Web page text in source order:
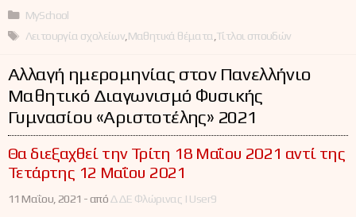
Κατηγορίες
MySchool
Ετικέτες
Λειτουργία σχολείων Μαθητικά θέματα Τίτλοι σπουδών
Αλλαγή ημερομηνίας στον Πανελλήνιο
Μαθητικό Διαγωνισμό Φυσικής
Γυμνασίου «Αριστοτέλης» 2021
Θα διεξαχθεί την Τρίτη 18 Μαΐου 2021 αντί της
Τετάρτης 12 Μαΐου 2021
11 Μαΐου, 2021 -απόΔΔΕ Φλώρινας | User9